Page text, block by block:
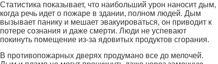
Статистика показывает, что наибольший урон наносит дым,
когда речь идет о пожаре в здании, полном людей. Дым
вызывает панику и мешает эвакуироваться, он приводит к
потере сознания и даже смерти. Люди не успевают
покинуть помещение из-за ядовитых продуктов сгорания.
В противопожарных дверях продумано все до мелочей.